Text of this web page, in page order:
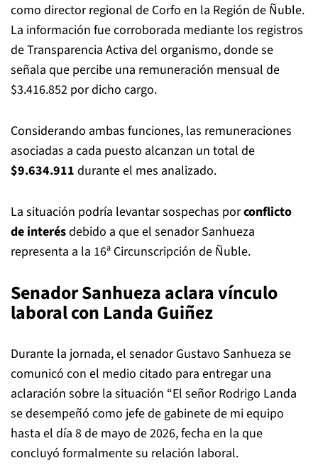
como director regional de Corfo en la Región de Ñuble.
La información fue corroborada mediante los registros
de Transparencia Activa del organismo, donde se
señala que percibe una remuneración mensual de
$3.416.852 por dicho cargo.
Considerando ambas funciones, las remuneraciones
asociadas a cada puesto alcanzan un total de
$9.634.911 durante el mes analizado.
La situación podría levantar sospechas porconflicto
de interésdebido a que el senador Sanhueza
representa a la 16ª Circunscripción de Ñuble.
Senador Sanhueza aclara vínculo
laboral con Landa Guiñez
Durante la jornada, el senador Gustavo Sanhueza se
comunicó con el medio citado para entregar una
aclaración sobre la situación “El señor Rodrigo Landa
se desempeñó como jefe de gabinete de mi equipo
hasta el día 8 de mayo de 2026, fecha en la que
concluyó formalmente su relación laboral.